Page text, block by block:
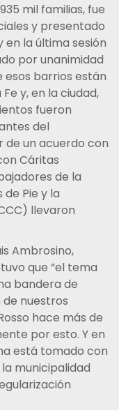
mil familias, fue
y presentado
en la última sesión
por unanimidad
esos barrios están
y, en la ciudad,
fueron
del
de un acuerdo con
Cáritas
de la
Pie y la
llevaron
Ambrosino,
que “el tema
bandera de
nuestros
hace más de
por esto. Y en
está tomado con
municipalidad